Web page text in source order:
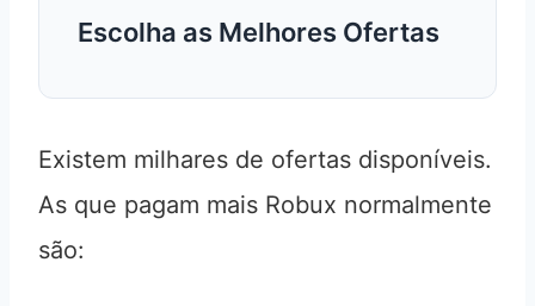
Escolha as Melhores Ofertas
Existem milhares de ofertas disponíveis.
As que pagam mais Robux normalmente
são: